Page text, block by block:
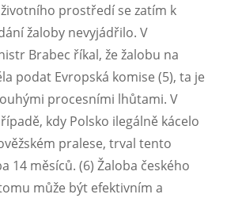
prostředí se zatím k
žaloby nevyjádřilo. V
Brabec říkal, že žalobu na
podat Evropská komise (5), ta je
procesními lhůtami. V
kdy Polsko ilegálně kácelo
pralese, trval tento
14 měsíců. (6) Žaloba českého
může být efektivním a